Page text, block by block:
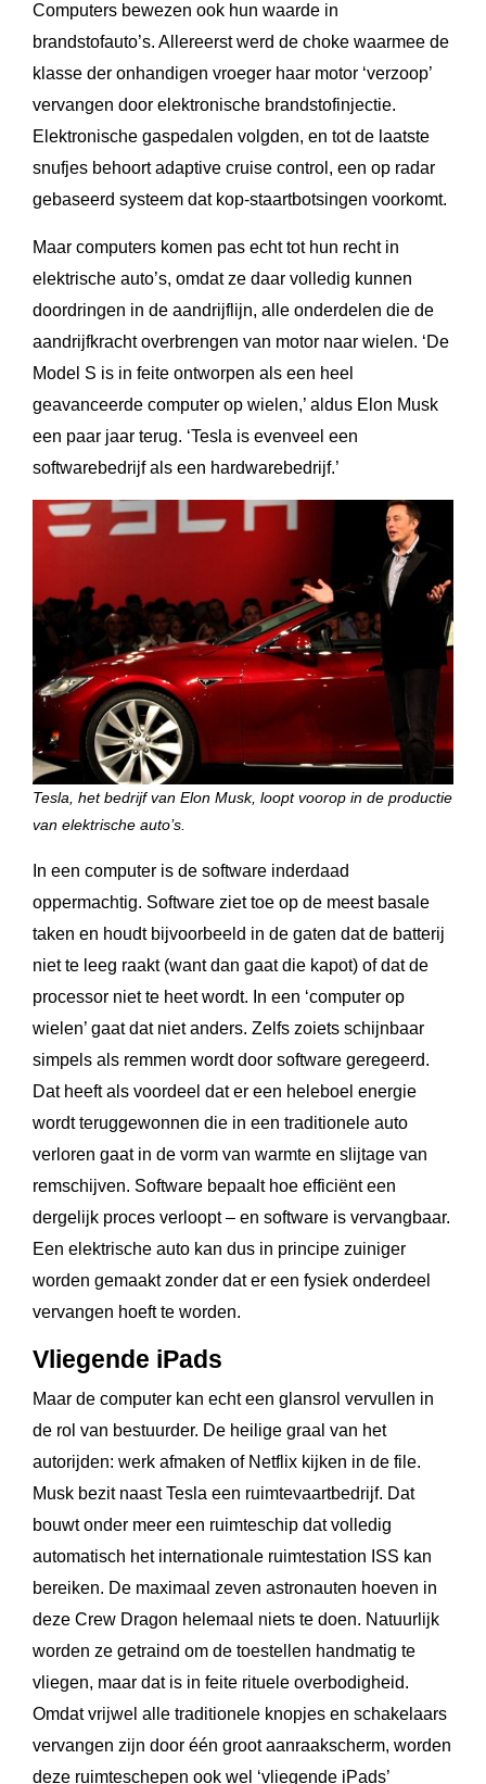
Computers bewezen ook hun waarde in
brandstofauto’s. Allereerst werd de choke waarmee de
klasse der onhandigen vroeger haar motor ‘verzoop’
vervangen door elektronische brandstofinjectie.
Elektronische gaspedalen volgden, en tot de laatste
snufjes behoort adaptive cruise control, een op radar
gebaseerd systeem dat kop-staartbotsingen voorkomt.
Maar computers komen pas echt tot hun recht in
elektrische auto’s, omdat ze daar volledig kunnen
doordringen in de aandrijflijn, alle onderdelen die de
aandrijfkracht overbrengen van motor naar wielen. ‘De
Model S is in feite ontworpen als een heel
geavanceerde computer op wielen,’ aldus Elon Musk
een paar jaar terug. ‘Tesla is evenveel een
softwarebedrijf als een hardwarebedrijf.’
Tesla, het bedrijf van Elon Musk, loopt voorop in de productie
van elektrische auto’s.
In een computer is de software inderdaad
oppermachtig. Software ziet toe op de meest basale
taken en houdt bijvoorbeeld in de gaten dat de batterij
niet te leeg raakt (want dan gaat die kapot) of dat de
processor niet te heet wordt. In een ‘computer op
wielen’ gaat dat niet anders. Zelfs zoiets schijnbaar
simpels als remmen wordt door software geregeerd.
Dat heeft als voordeel dat er een heleboel energie
wordt teruggewonnen die in een traditionele auto
verloren gaat in de vorm van warmte en slijtage van
remschijven. Software bepaalt hoe efficiënt een
dergelijk proces verloopt – en software is vervangbaar.
Een elektrische auto kan dus in principe zuiniger
worden gemaakt zonder dat er een fysiek onderdeel
vervangen hoeft te worden.
Vliegende iPads
Maar de computer kan echt een glansrol vervullen in
de rol van bestuurder. De heilige graal van het
autorijden: werk afmaken of Netflix kijken in de file.
Musk bezit naast Tesla een ruimtevaartbedrijf. Dat
bouwt onder meer een ruimteschip dat volledig
automatisch het internationale ruimtestation ISS kan
bereiken. De maximaal zeven astronauten hoeven in
deze Crew Dragon helemaal niets te doen. Natuurlijk
worden ze getraind om de toestellen handmatig te
vliegen, maar dat is in feite rituele overbodigheid.
Omdat vrijwel alle traditionele knopjes en schakelaars
vervangen zijn door één groot aanraakscherm, worden
deze ruimteschepen ook wel ‘vliegende iPads’